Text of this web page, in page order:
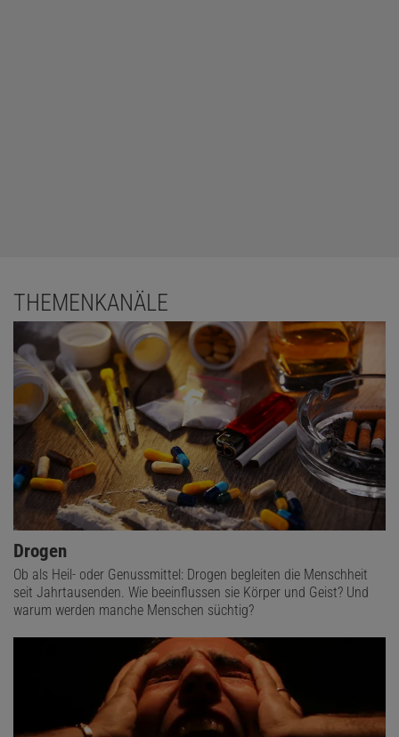
THEMENKANÄLE
Drogen
Ob als Heil- oder Genussmittel: Drogen begleiten die Menschheit
seit Jahrtausenden. Wie beeinflussen sie Körper und Geist? Und
warum werden manche Menschen süchtig?